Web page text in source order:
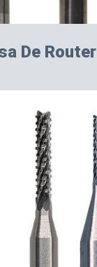
De Router